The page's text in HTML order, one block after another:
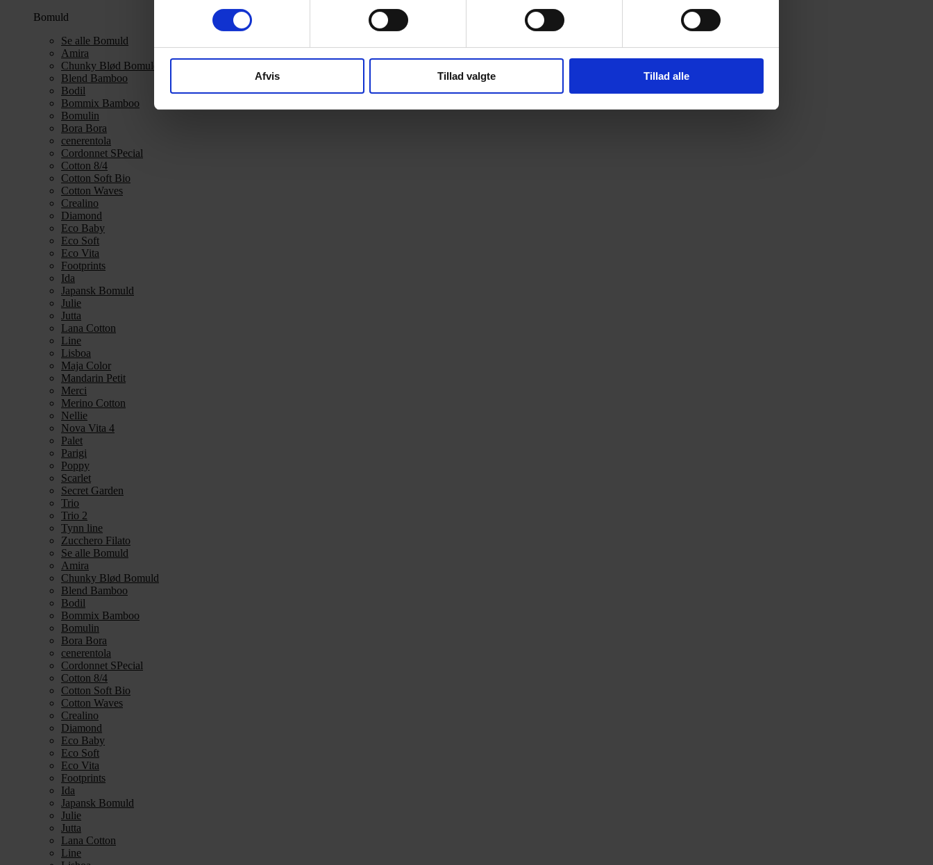
Afvis Tillad valgte Tillad alle
Bomuld
Se alle Bomuld
Amira
Chunky Blød Bomuld
Blend Bamboo
Bodil
Bommix Bamboo
Bomulin
Bora Bora
cenerentola
Cordonnet SPecial
Cotton 8/4
Cotton Soft Bio
Cotton Waves
Crealino
Diamond
Eco Baby
Eco Soft
Eco Vita
Footprints
Ida
Japansk Bomuld
Julie
Jutta
Lana Cotton
Line
Lisboa
Maja Color
Mandarin Petit
Merci
Merino Cotton
Nellie
Nova Vita 4
Palet
Parigi
Poppy
Scarlet
Secret Garden
Trio
Trio 2
Tynn line
Zucchero Filato
Se alle Bomuld
Amira
Chunky Blød Bomuld
Blend Bamboo
Bodil
Bommix Bamboo
Bomulin
Bora Bora
cenerentola
Cordonnet SPecial
Cotton 8/4
Cotton Soft Bio
Cotton Waves
Crealino
Diamond
Eco Baby
Eco Soft
Eco Vita
Footprints
Ida
Japansk Bomuld
Julie
Jutta
Lana Cotton
Line